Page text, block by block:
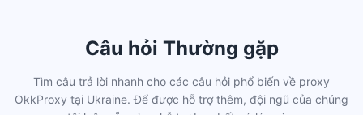
Câu hỏi Thường gặp
Tìm câu trả lời nhanh cho các câu hỏi phổ biến về proxy
OkkProxy tại Ukraine. Để được hỗ trợ thêm, đội ngũ của chúng